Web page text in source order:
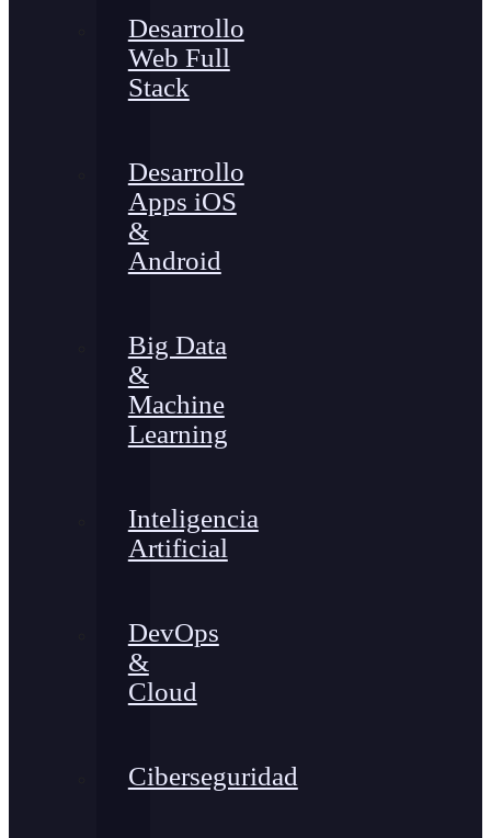
Desarrollo
Web Full
Stack
Desarrollo
Apps iOS
&
Android
Big Data
&
Machine
Learning
Inteligencia
Artificial
DevOps
&
Cloud
Ciberseguridad